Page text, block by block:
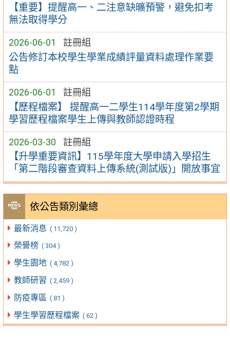
【重要】提醒高一、二注意缺曠預警，避免扣考
無法取得學分
2026-06-01 註冊組
公告修訂本校學生學業成績評量資料處理作業要
點
2026-06-01 註冊組
【歷程檔案】 提醒高一二學生114學年度第2學期
學習歷程檔案學生上傳與教師認證時程
2026-03-30 註冊組
【升學重要資訊】115學年度大學申請入學招生
「第二階段審查資料上傳系統(測試版)」開放事宜
依公告類別彙總
最新消息 ( 11,720 )
榮譽榜 ( 304 )
學生園地 ( 4,782 )
教師研習 ( 2,459 )
防疫專區 ( 81 )
學生學習歷程檔案 ( 62 )